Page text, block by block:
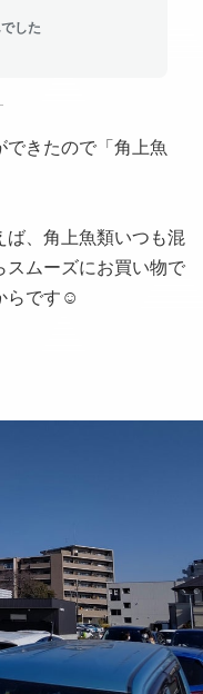
した
きたので「角上魚
、角上魚類いつも混
スムーズにお買い物で
らです☺